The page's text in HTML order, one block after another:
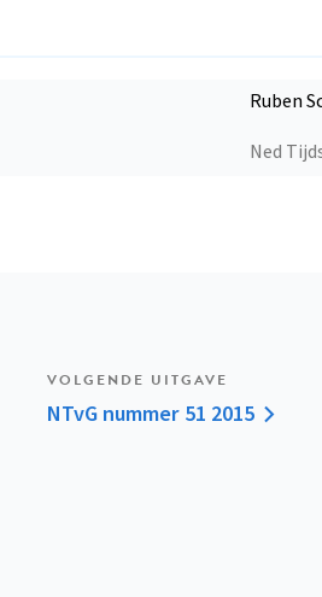
Ned
Ruben
VOLGENDE UITGAVE
NTvG nummer 51 2015